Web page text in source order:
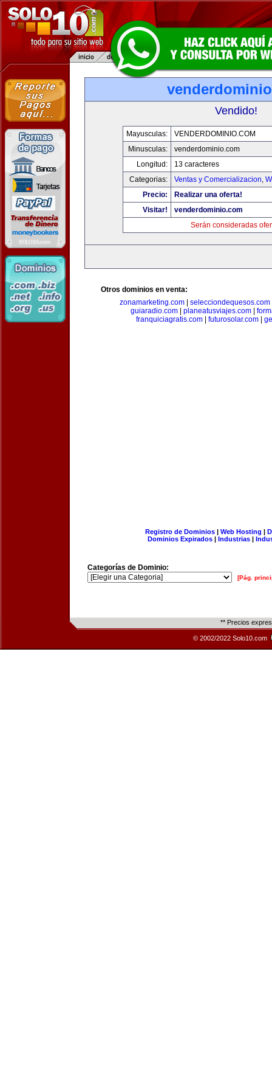
Vendido!
Mayusculas:
VENDERDOMINIO.COM
Minusculas:
venderdominio.com
Longitud:
13 caracteres
Categorias:
Ventas y Comercializacion,
Precio:
Realizar una oferta!
Visitar!
venderdominio.com
Serán consideradas
Otros dominios en venta:
zonamarketing.com| selecciondequesos.com
guiaradio.com
planeatusviajes.com
franquiciagratis.com
futurosolar.com
Registro de Dominios| Web Hosting |
Dominios Expirados | Industrias |
Categorías de Dominio:
[Pág.
** Precios
© 2002/2022 Solo10.com